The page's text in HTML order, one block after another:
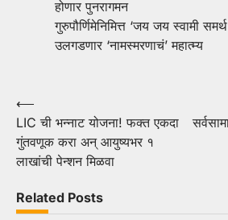
होणार पुनरागमन
गुरुपौर्णिमेनिमित्त ‘जय जय स्वामी
उलगडणार ‘नामस्मरणाचं’ महात्म्य
Post
navigation
⟵
LIC ची भन्नाट योजना! फक्त एकदा
गुंतवणूक करा अन् आयुष्यभर १
लाखांची पेन्शन मिळवा
Related Posts